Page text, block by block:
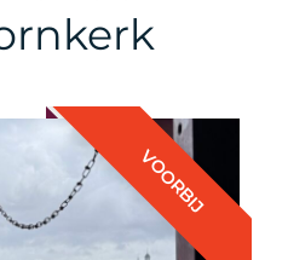
VOORBIJ